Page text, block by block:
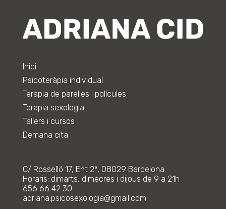
Inici
Psicoteràpia individual
Terapia de parelles i polícules
Terapia sexologia
Tallers i cursos
Demana cita
C/ Rosselló 17, Ent 2ª, 08029 Barcelona.
Horaris: dimarts, dimecres i dijous de 9 a 21h
656 66 42 30
adriana.psicosexologia@gmail.com